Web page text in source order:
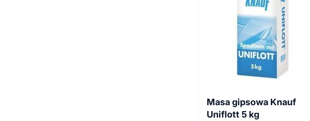
Masa gipsowa Knauf
Uniflott 5 kg